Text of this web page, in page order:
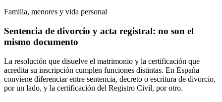
Familia, menores y vida personal
Sentencia de divorcio y acta registral: no son el
mismo documento
La resolución que disuelve el matrimonio y la certificación que
acredita su inscripción cumplen funciones distintas. En España
conviene diferenciar entre sentencia, decreto o escritura de divorcio,
por un lado, y la certificación del Registro Civil, por otro.